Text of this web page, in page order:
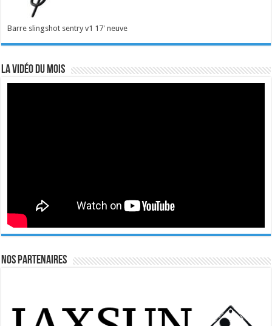
Barre slingshot sentry v1 17' neuve
La vidéo du mois
Nos Partenaires